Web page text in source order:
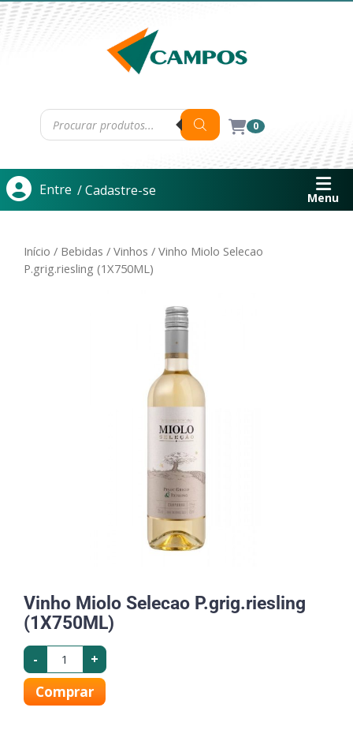
0
Entre / Cadastre-se Menu
Início / Bebidas / Vinhos / Vinho Miolo Selecao
P.grig.riesling (1X750ML)
Vinho Miolo Selecao P.grig.riesling
(1X750ML)
- +
Comprar